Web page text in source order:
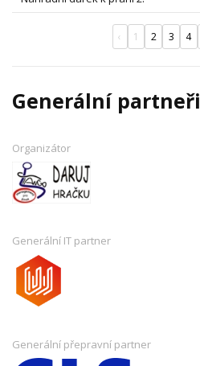
‹ 1 2 3 4
Generální partneři
Organizátor
Generální IT partner
Generální přepravní partner